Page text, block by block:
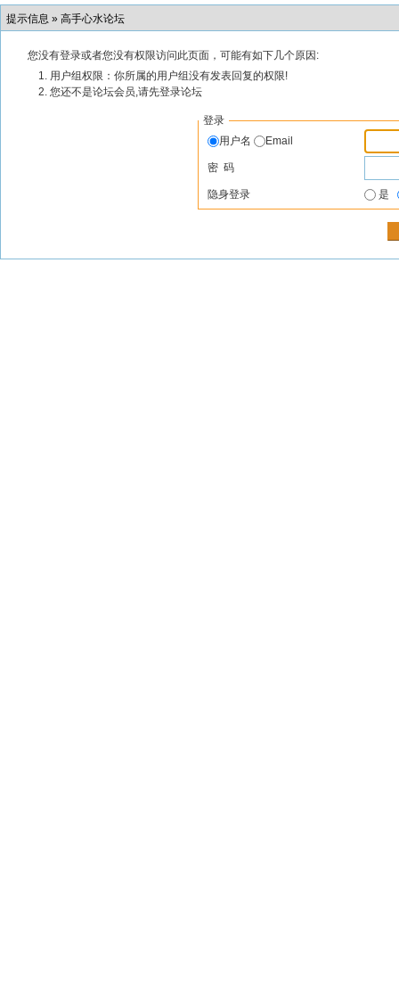
提示信息 » 高手心水论坛
您没有登录或者您没有权限访问此页面，可能有如下几个原因:
用户组权限：你所属的用户组没有发表回复的权限!
您还不是论坛会员,请先登录论坛
登录
用户名
Email
密 码
隐身登录 是